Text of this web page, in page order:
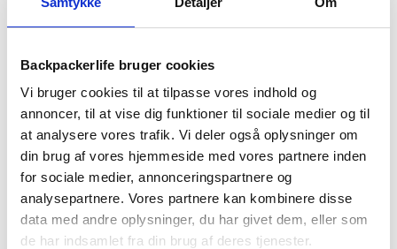
Backpackerlife bruger cookies
Vi bruger cookies til at tilpasse vores indhold og
annoncer, til at vise dig funktioner til sociale medier og til
at analysere vores trafik. Vi deler også oplysninger om
din brug af vores hjemmeside med vores partnere inden
for sociale medier, annonceringspartnere og
analysepartnere. Vores partnere kan kombinere disse
data med andre oplysninger, du har givet dem, eller som
de har indsamlet fra din brug af deres tjenester.
miljøvenlige og økonomiske, mens udskiftelige batterier kan være
praktiske på længere ture uden strømforsyning.
Justerbar lysstyrke og zoomfunktion– Med flere lysindstillinger
kan du tilpasse lysstyrken efter behov. En lommelygte med
zoomfunktion giver mulighed for at skifte mellem bredt og fokuseret
lysfelt.
Vandtæt og stødsikker konstruktion – Hvis du skal bruge
lommelygten på outdoorture og i krævende miljøer, er det vigtigt at
vælge en model, der kan modstå regn, sne og stød.